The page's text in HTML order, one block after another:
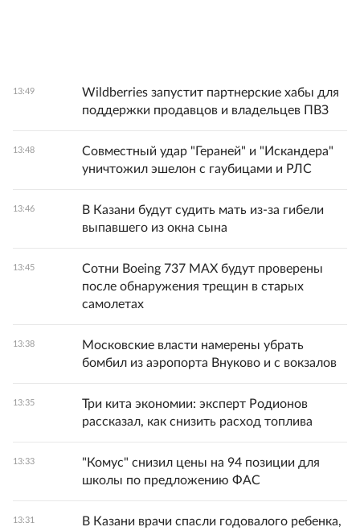
13:49
Wildberries запустит партнерские хабы для
поддержки продавцов и владельцев ПВЗ
13:48
Совместный удар "Гераней" и "Искандера"
уничтожил эшелон с гаубицами и РЛС
13:46
В Казани будут судить мать из-за гибели
выпавшего из окна сына
13:45
Сотни Boeing 737 MAX будут проверены
после обнаружения трещин в старых
самолетах
13:38
Московские власти намерены убрать
бомбил из аэропорта Внуково и с вокзалов
13:35
Три кита экономии: эксперт Родионов
рассказал, как снизить расход топлива
13:33
"Комус" снизил цены на 94 позиции для
школы по предложению ФАС
13:31
В Казани врачи спасли годовалого ребенка,